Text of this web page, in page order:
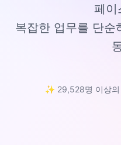
페이
복잡한 업무를 단순
✨ 29,528명 이상의